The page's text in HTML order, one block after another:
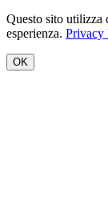
Questo sito utilizza
esperienza. Privacy
OK